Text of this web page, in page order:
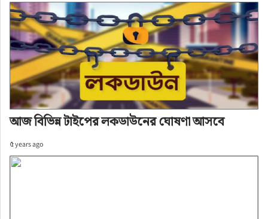
আজ বিভিন্ন টাইপের লকডাউনের ঘোষণা আসবে
৫ years ago